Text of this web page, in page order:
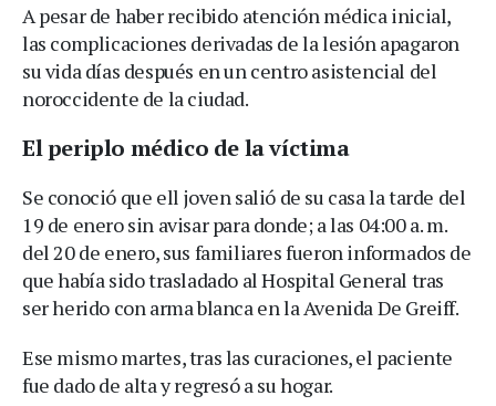
A pesar de haber recibido atención médica inicial,
las complicaciones derivadas de la lesión apagaron
su vida días después en un centro asistencial del
noroccidente de la ciudad.
El periplo médico de la víctima
Se conoció que ell joven salió de su casa la tarde del
19 de enero sin avisar para donde; a las 04:00 a. m.
del 20 de enero, sus familiares fueron informados de
que había sido trasladado al Hospital General tras
ser herido con arma blanca en la Avenida De Greiff.
Ese mismo martes, tras las curaciones, el paciente
fue dado de alta y regresó a su hogar.